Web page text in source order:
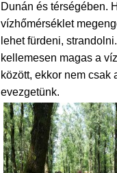
Dunán és térségében.
vízhőmérséklet
lehet fürdeni,
kellemesen magas a
között, ekkor nem csak
evezgetünk.